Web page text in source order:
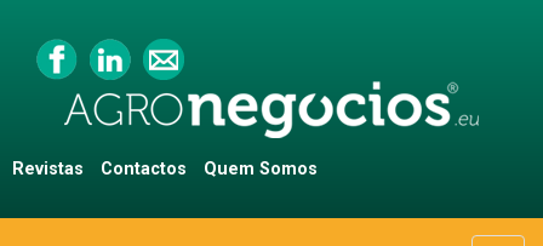
Revistas Contactos Quem Somos